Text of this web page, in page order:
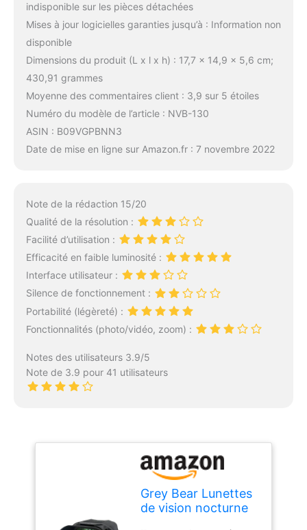
indisponible sur les pièces détachées
Mises à jour logicielles garanties jusqu’à : Information non
disponible
Dimensions du produit (L x l x h) : 17,7 x 14,9 x 5,6 cm;
430,91 grammes
Moyenne des commentaires client : 3,9 sur 5 étoiles
Numéro du modèle de l’article : NVB-130
ASIN : B09VGPBNN3
Date de mise en ligne sur Amazon.fr : 7 novembre 2022
Note de la rédaction 15/20
Qualité de la résolution :
Facilité d’utilisation :
Efficacité en faible luminosité :
Interface utilisateur :
Silence de fonctionnement :
Portabilité (légèreté) :
Fonctionnalités (photo/vidéo, zoom) :
Notes des utilisateurs 3.9/5
Note de 3.9 pour 41 utilisateurs
Grey Bear Lunettes
de vision nocturne